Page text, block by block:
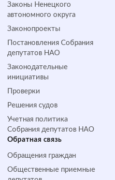
Законы Ненецкого
автономного округа
Законопроекты
Постановления Собрания
депутатов НАО
Законодательные
инициативы
Проверки
Решения судов
Учетная политика
Собрания депутатов НАО
Обратная cвязь
Обращения граждан
Общественные приемные